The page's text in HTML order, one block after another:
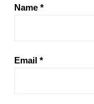
Name *
Email *